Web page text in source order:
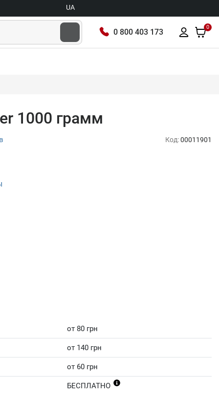
UA
0 800 403 173
0
1000 грамм
Код:00011901
от 80 грн
от 140 грн
от 60 грн
БЕСПЛАТНО